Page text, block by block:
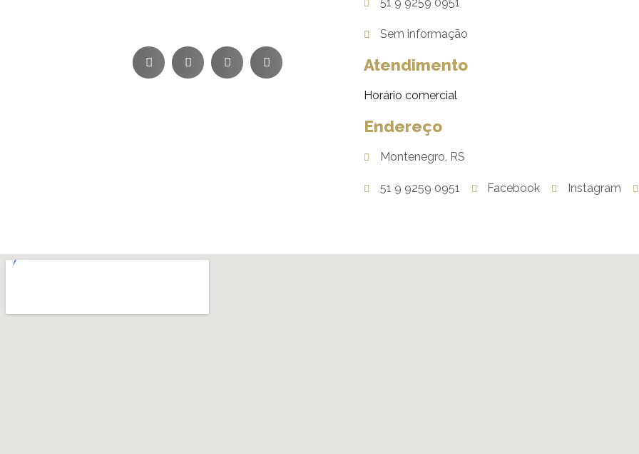
Sem informação
Atendimento
Horário comercial
Endereço
Montenegro, RS
51 9 9259 0951 Facebook Instagram